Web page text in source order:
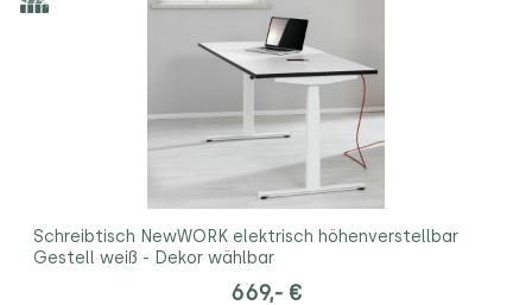
Schreibtisch NewWORK elektrisch höhenverstellbar
Gestell weiß - Dekor wählbar
669,- €